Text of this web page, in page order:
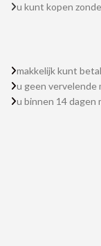
u kunt kopen
makkelijk kunt
u geen vervelende
u binnen 14 dagen